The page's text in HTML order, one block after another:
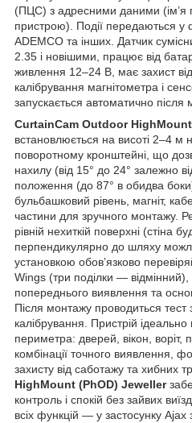
(ПЦС) з адресними даними (ім’я
пристрою). Події передаються у
ADEMCO та інших. Датчик
2.35 і новішими, працює від
живлення 12–24 В, має захист
калібрування магнітометра і
запускається автоматично після
CurtainCam Outdoor
встановлюється на висоті 2–4 м
поворотному кронштейні, що
нахилу (від 15° до 24° залежно
положення (до 87° в обидва
бульбашковий рівень, магніт,
частини для зручного монтажу.
рівній нехиткій поверхні (стіна
перпендикулярно до шляху
установкою обов’язково
Wings (три поділки —
попереднього виявлення та
Після монтажу проводиться тест
калібрування. Пристрій
периметра: дверей, вікон, воріт,
комбінації точного виявлення,
захисту від саботажу та хибних
HighMount (PhOD) Jeweller
контроль і спокій без зайвих
всіх функцій — у застосунку Ajax